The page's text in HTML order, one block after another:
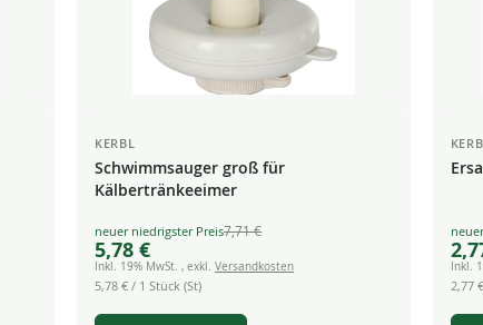
KERBL
Schwimmsauger groß für
Kälbertränkeeimer
Special
Price
5,78 €
7,71 €
Inkl. 19% MwSt.,exkl.Versandkosten
5,78 € / 1 Stück (St)
Price
Inkl.
2,77 €